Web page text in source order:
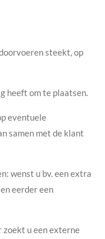
steekt, op
heeft om te plaatsen.
eventuele
samen met de klant
wenst u bv. een extra
eerder een
zoekt u een externe